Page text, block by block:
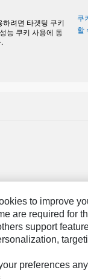
하려면 타겟팅 쿠키
능 쿠키 사용에 동
쿠
할
to improve
are required for
support
preferences